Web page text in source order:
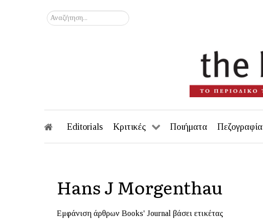
Αναζήτηση...
Editorials Κριτικές Ποιήματα Πεζογραφία
Hans J Morgenthau
Εμφάνιση άρθρων Books' Journal βάσει ετικέτας